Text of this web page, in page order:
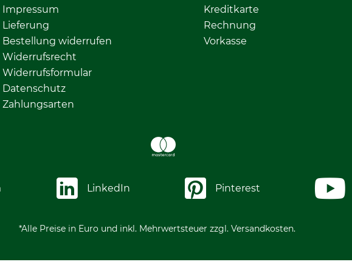
Impressum
Lieferung
Bestellung widerrufen
Widerrufsrecht
Widerrufsformular
Datenschutz
Zahlungsarten
Kreditkarte
Rechnung
Vorkasse
LinkedIn Pinterest
*Alle Preise in Euro und inkl. Mehrwertsteuer zzgl. Versandkosten.